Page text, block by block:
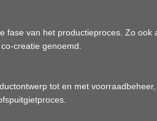
fase van het productieproces. Zo ook
creatie genoemd.
tot en met